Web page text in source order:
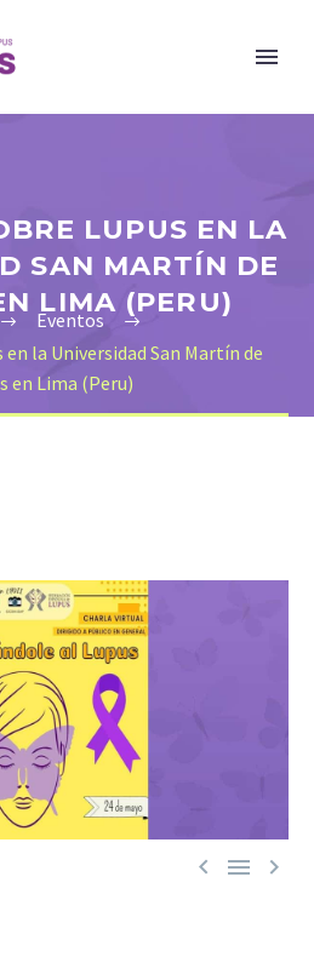
LUPUS EN LA
SAN MARTÍN DE
LIMA (PERU)
Eventos
la Universidad San Martín de
en Lima (Peru)
  